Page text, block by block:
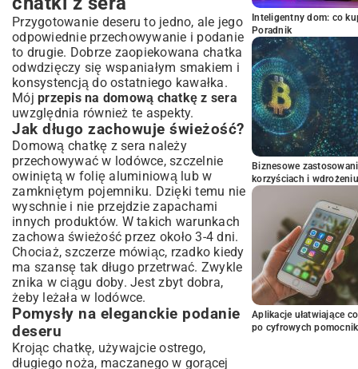
Przygotowanie deseru to jedno, ale jego
odpowiednie przechowywanie i podanie
to drugie. Dobrze zaopiekowana chatka
odwdzięczy się wspaniałym smakiem i
konsystencją do ostatniego kawałka.
Mój przepis na domową chatkę z sera
uwzględnia również te aspekty.
Jak długo zachowuje świeżość?
Domową chatkę z sera należy
przechowywać w lodówce, szczelnie
owiniętą w folię aluminiową lub w
zamkniętym pojemniku. Dzięki temu nie
wyschnie i nie przejdzie zapachami
innych produktów. W takich warunkach
zachowa świeżość przez około 3-4 dni.
Chociaż, szczerze mówiąc, rzadko kiedy
ma szansę tak długo przetrwać. Zwykle
znika w ciągu doby. Jest zbyt dobra,
żeby leżała w lodówce.
Pomysły na eleganckie podanie
deseru
Krojąc chatkę, używajcie ostrego,
długiego noża, maczanego w gorącej
Inteligentny dom: co
Poradnik
Biznesowe
korzyściach i wdrożeniu
Aplikacje ułatwiające
po cyfrowych